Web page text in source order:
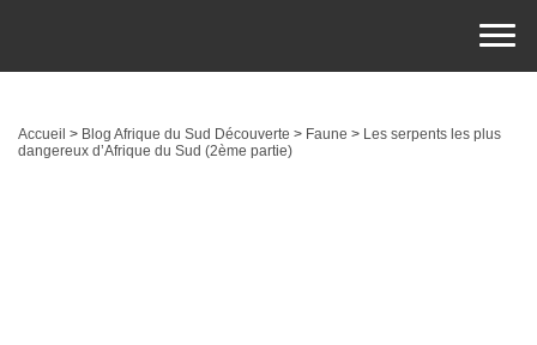
Accueil > Blog Afrique du Sud Découverte > Faune > Les serpents les plus
dangereux d’Afrique du Sud (2ème partie)